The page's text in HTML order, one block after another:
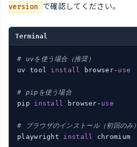
version
で確認してください。
Terminal
# uvを使う場合（推奨）
uv tool install browser- use
# pipを使う場合
pip install browser- use
# ブラウザのインストール（初回のみ）
playwright install chromium